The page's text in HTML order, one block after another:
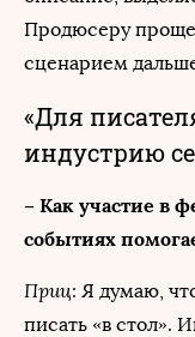
Продюсеру проще
сценарием
«Для
индустрию
– Как участие в
событиях
Приц: Я думаю,
писать «в стол».